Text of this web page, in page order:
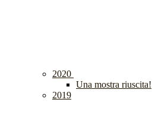
2020
Una mostra riuscita!
2019